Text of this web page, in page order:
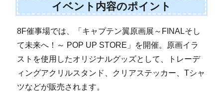
イベント内容のポイント
8F催事場では、「キャプテン翼原画展～FINALそし
て未来へ！～ POP UP STORE」を開催。原画イラ
ストを使用したオリジナルグッズとして、トレーデ
ィングアクリルスタンド、クリアステッカー、Tシャ
ツなどが販売されます。